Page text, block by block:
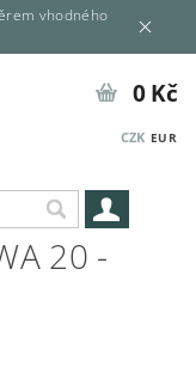
vhodného
CZK EUR
0 Kč
20 -